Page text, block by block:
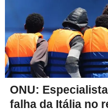
ONU:
falha da Itália no